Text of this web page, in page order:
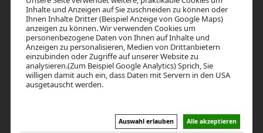
Nähten, jap. Qualitätswerk Citizen Miyota OS 20
EURO 84,67 *
* inkl. Standard-Verpackung B24L/B24S. Preis bei Abnahme von
100 Stück. Bitte Staffelpreise beachten zzgl. 19% MwSt. und
Versandkosten
Inhalte und Anzeigen auf Sie zuschneiden zu können oder
Ihnen Inhalte Dritter (Beispiel Anzeige von Google Maps)
anzeigen zu können. Wir verwenden Cookies um
personenbezogene Daten von Ihnen auf Inhalte und
Anzeigen zu personalisieren, Medien von Drittanbietern
einzubinden oder Zugriffe auf unserer Website zu
analysieren.(Zum Beispiel Google Analytics) Sprich, Sie
willigen damit auch ein, dass Daten mit Servern in den USA
ausgetauscht werden.
Auswahl erlauben Alle akzeptieren